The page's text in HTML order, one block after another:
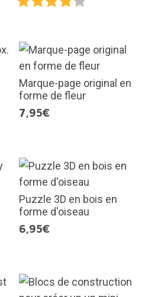
Marque-page original en
forme de fleur
7,95€
Puzzle 3D en bois en
forme d'oiseau
6,95€